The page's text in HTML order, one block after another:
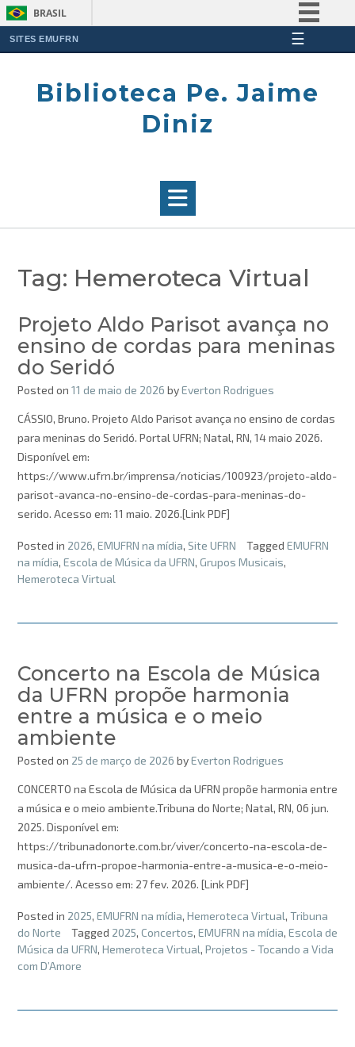
BRASIL
Participe
SITES EMUFRN ☰
Biblioteca Pe. Jaime
Diniz
Tag: Hemeroteca Virtual
Projeto Aldo Parisot avança no
ensino de cordas para meninas
do Seridó
Posted on 11 de maio de 2026 byEverton Rodrigues
CÁSSIO, Bruno. Projeto Aldo Parisot avança no ensino de cordas
para meninas do Seridó. Portal UFRN; Natal, RN, 14 maio 2026.
Disponível em:
https://www.ufrn.br/imprensa/noticias/100923/projeto-aldo-
parisot-avanca-no-ensino-de-cordas-para-meninas-do-
serido. Acesso em: 11 maio. 2026.[Link PDF]
Posted in 2026, EMUFRN na mídia, Site UFRN Tagged EMUFRN
na mídia, Escola de Música da UFRN, Grupos Musicais,
Hemeroteca Virtual
Concerto na Escola de Música
da UFRN propõe harmonia
entre a música e o meio
ambiente
Posted on 25 de março de 2026 byEverton Rodrigues
CONCERTO na Escola de Música da UFRN propõe harmonia entre
a música e o meio ambiente.Tribuna do Norte; Natal, RN, 06 jun.
2025. Disponível em:
https://tribunadonorte.com.br/viver/concerto-na-escola-de-
musica-da-ufrn-propoe-harmonia-entre-a-musica-e-o-meio-
ambiente/. Acesso em: 27 fev. 2026. [Link PDF]
Posted in 2025, EMUFRN na mídia, Hemeroteca Virtual, Tribuna
do Norte
Tagged 2025, Concertos, EMUFRN na mídia, Escola de
Música da UFRN, Hemeroteca Virtual, Projetos - Tocando a Vida
com D’Amore